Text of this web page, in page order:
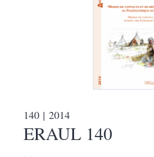
140 | 2014
ERAUL 140